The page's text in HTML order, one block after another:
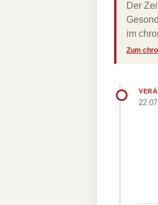
Der
im
Zum